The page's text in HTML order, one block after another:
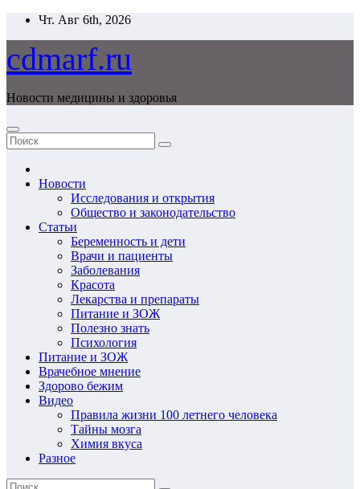
Перейти
содержимому
Чт. Авг 6th, 2026
cdmarf.ru
Новости медицины и здоровья
Новости
Исследования и открытия
Общество и законодательство
Статьи
Беременность и дети
Врачи и пациенты
Заболевания
Красота
Лекарства и препараты
Питание и ЗОЖ
Полезно знать
Психология
Питание и ЗОЖ
Врачебное мнение
Здорово бежим
Видео
Правила жизни 100 летнего человека
Тайны мозга
Химия вкуса
Разное